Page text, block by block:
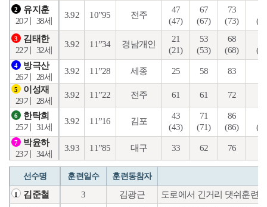
2
유지훈
20기
38세
3.92 10”95 전주
47
(47)
67
(67)
73
(73)
3
김태한
22기
32세
3.92 11”34 경남개인
21
(21)
53
(53)
68
(68)
4
방극산
26기
28세
3.92 11”28 세종 25 58 83
5
이성재
29기
28세
3.92 11”22 전주 61 61 72
6
한탁희
25기
31세
3.92 11”16 김포
43
(43)
71
(71)
86
(86)
7
박윤하
23기
34세
3.93 11”85 대구 33 62 76
선수명 훈련일수 훈련동참자
1 김준철 3 김광근 도로에서 긴거리 댓쉬훈련